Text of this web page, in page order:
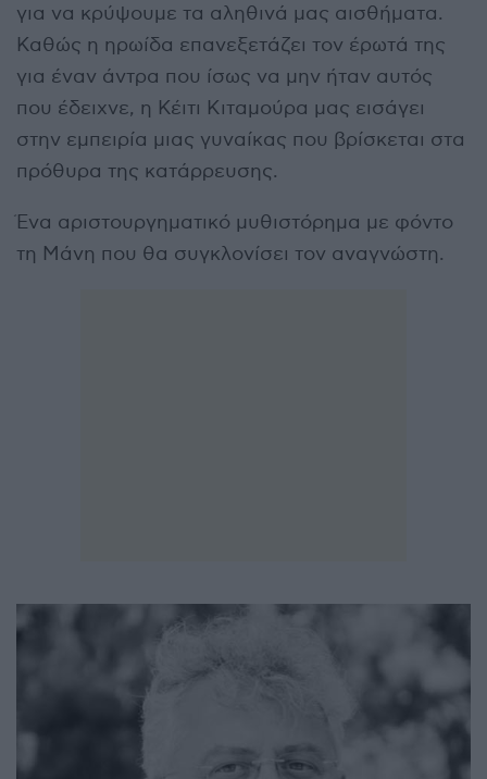
για να κρύψουμε τα αληθινά μας αισθήματα.
Καθώς η ηρωίδα επανεξετάζει τον έρωτά της
για έναν άντρα που ίσως να μην ήταν αυτός
που έδειχνε, η Κέιτι Κιταμούρα μας εισάγει
στην εμπειρία μιας γυναίκας που βρίσκεται στα
πρόθυρα της κατάρρευσης.
Ένα αριστουργηματικό μυθιστόρημα με φόντο
τη Μάνη που θα συγκλονίσει τον αναγνώστη.